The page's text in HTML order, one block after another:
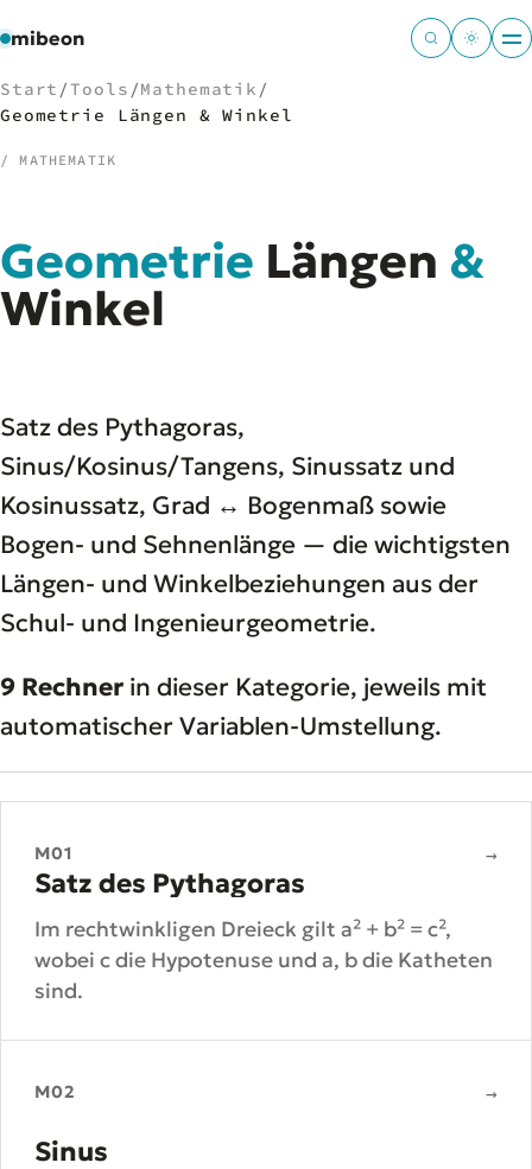
mibeon
01Start
02MB
03Projekte
06Tools
Welten
Start /Tools /Mathematik /
Geometrie Längen & Winkel
/ MATHEMATIK
Geometrie Längen &
Winkel
Satz des Pythagoras,
Sinus/Kosinus/Tangens, Sinussatz und
Kosinussatz, Grad ↔ Bogenmaß sowie
Bogen- und Sehnenlänge — die wichtigsten
Längen- und Winkelbeziehungen aus der
Schul- und Ingenieurgeometrie.
9 Rechner in dieser Kategorie, jeweils mit
automatischer Variablen-Umstellung.
M01 →
Satz des Pythagoras
Im rechtwinkligen Dreieck gilt a² + b² = c²,
wobei c die Hypotenuse und a, b die Katheten
sind.
M02 →
Sinus